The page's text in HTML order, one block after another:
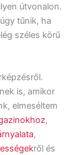
útvonalon.
tűnik, ha
széles körű
is, amikor
elmeséltem
,
,
ről és